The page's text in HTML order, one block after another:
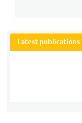
Latest publications